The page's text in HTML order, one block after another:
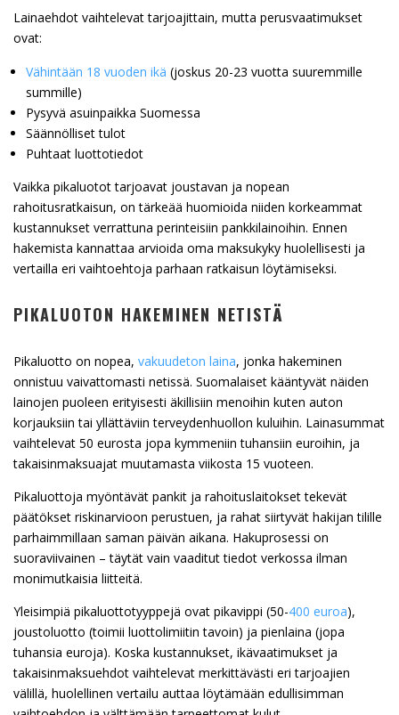
Lainaehdot vaihtelevat tarjoajittain, mutta perusvaatimukset
ovat:
Vähintään 18 vuoden ikä (joskus 20-23 vuotta suuremmille
summille)
Pysyvä asuinpaikka Suomessa
Säännölliset tulot
Puhtaat luottotiedot
Vaikka pikaluotot tarjoavat joustavan ja nopean
rahoitusratkaisun, on tärkeää huomioida niiden korkeammat
kustannukset verrattuna perinteisiin pankkilainoihin. Ennen
hakemista kannattaa arvioida oma maksukyky huolellisesti ja
vertailla eri vaihtoehtoja parhaan ratkaisun löytämiseksi.
PIKALUOTON HAKEMINEN NETISTÄ
Pikaluotto on nopea, vakuudeton laina, jonka hakeminen
onnistuu vaivattomasti netissä. Suomalaiset kääntyvät näiden
lainojen puoleen erityisesti äkillisiin menoihin kuten auton
korjauksiin tai yllättäviin terveydenhuollon kuluihin. Lainasummat
vaihtelevat 50 eurosta jopa kymmeniin tuhansiin euroihin, ja
takaisinmaksuajat muutamasta viikosta 15 vuoteen.
Pikaluottoja myöntävät pankit ja rahoituslaitokset tekevät
päätökset riskinarvioon perustuen, ja rahat siirtyvät hakijan tilille
parhaimmillaan saman päivän aikana. Hakuprosessi on
suoraviivainen – täytät vain vaaditut tiedot verkossa ilman
monimutkaisia liitteitä.
Yleisimpiä pikaluottotyyppejä ovat pikavippi (50-400 euroa),
joustoluotto (toimii luottolimiitin tavoin) ja pienlaina (jopa
tuhansia euroja). Koska kustannukset, ikävaatimukset ja
takaisinmaksuehdot vaihtelevat merkittävästi eri tarjoajien
välillä, huolellinen vertailu auttaa löytämään edullisimman